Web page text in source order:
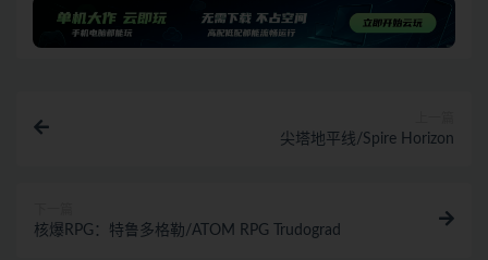
尖塔地平线/Spire Horizon
核爆RPG：特鲁多格勒/ATOM RPG Trudograd